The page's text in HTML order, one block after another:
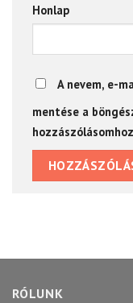
Honlap
A nevem, e-
mentése a
RÓLUNK